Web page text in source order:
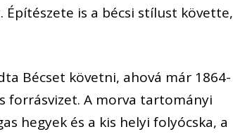
is a bécsi stílust követte,
Bécset követni, ahová már 1864-
forrásvizet. A morva tartományi
hegyek és a kis helyi folyócska, a